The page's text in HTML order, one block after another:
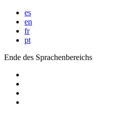
es
en
fr
pt
Ende des Sprachenbereichs